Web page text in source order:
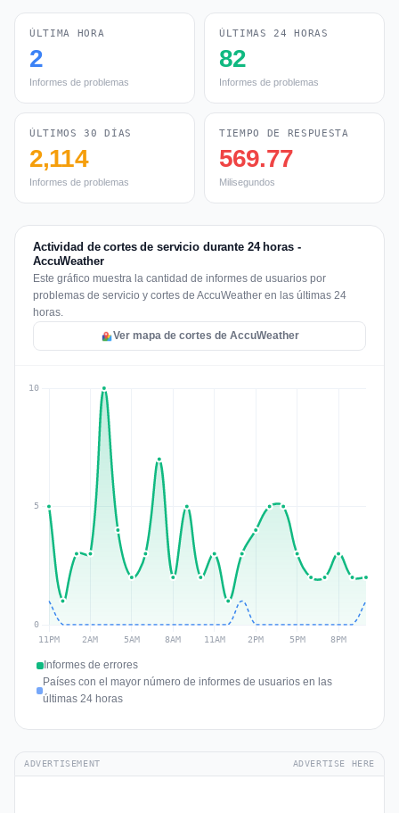
ÚLTIMA HORA
2
Informes de problemas
ÚLTIMAS 24 HORAS
82
Informes de problemas
ÚLTIMOS 30 DÍAS
2,114
Informes de problemas
TIEMPO DE RESPUESTA
569.77
Milisegundos
Actividad de cortes de servicio durante 24 horas -
AccuWeather
Este gráfico muestra la cantidad de informes de usuarios por
problemas de servicio y cortes de AccuWeather en las últimas 24
horas.
Ver mapa de cortes de AccuWeather
Informes de errores
Países con el mayor número de informes de usuarios en las
últimas 24 horas
ADVERTISEMENT ADVERTISE HERE